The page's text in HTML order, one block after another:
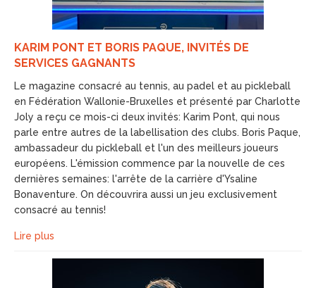
KARIM PONT ET BORIS PAQUE, INVITÉS DE
SERVICES GAGNANTS
Le magazine consacré au tennis, au padel et au pickleball
en Fédération Wallonie-Bruxelles et présenté par Charlotte
Joly a reçu ce mois-ci deux invités: Karim Pont, qui nous
parle entre autres de la labellisation des clubs. Boris Paque,
ambassadeur du pickleball et l'un des meilleurs joueurs
européens. L'émission commence par la nouvelle de ces
dernières semaines: l'arrête de la carrière d'Ysaline
Bonaventure. On découvrira aussi un jeu exclusivement
consacré au tennis!
Lire plus